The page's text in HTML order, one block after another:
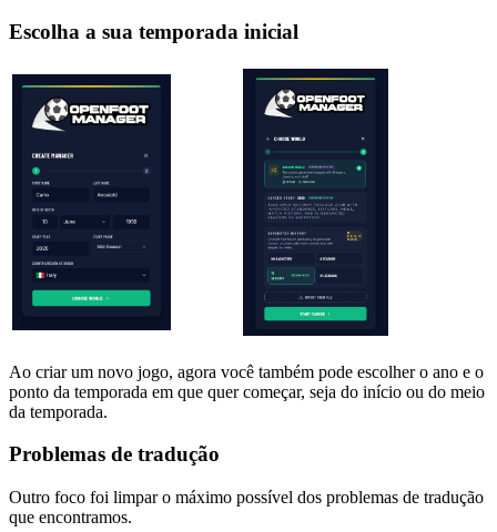
Escolha a sua temporada inicial
Ao criar um novo jogo, agora você também pode escolher o ano e o
ponto da temporada em que quer começar, seja do início ou do meio
da temporada.
Problemas de tradução
Outro foco foi limpar o máximo possível dos problemas de tradução
que encontramos.